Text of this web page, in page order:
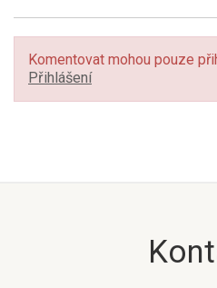
Komentovat mohou pouze
Přihlášení